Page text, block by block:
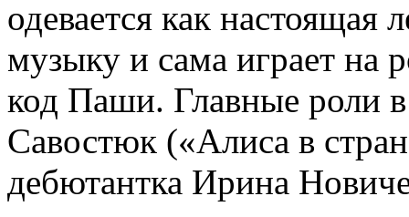
одевается как настоящая
музыку и сама играет на
код Паши. Главные роли
Савостюк («Алиса в
дебютантка Ирина